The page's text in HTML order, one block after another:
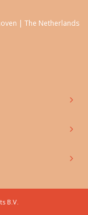
| The Netherlands
B.V.